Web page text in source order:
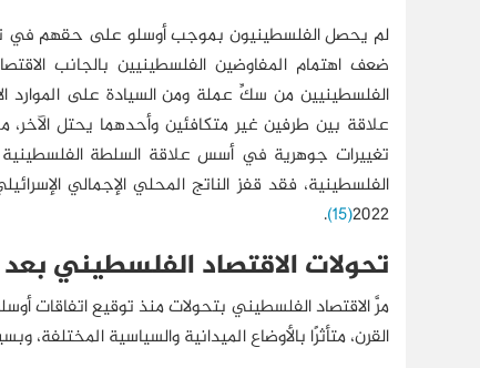
لم يحصل الفلسطينيون بموجب أوسلو على حقهم في
ضعف اهتمام المفاوضين الفلسطينيين بالجانب
الفلسطينيين من سكِّ عملة ومن السيادة على الموارد
علاقة بين طرفين غير متكافئين وأحدهما يحتل الآخر،
تغييرات جوهرية في أسس علاقة السلطة الفلسطينية
2022
(15)
.
تحولات الاقتصاد الفلسطيني
مرَّ الاقتصاد الفلسطيني بتحولات منذ توقيع اتفاقات
القرن، متأثرًا بالأوضاع الميدانية والسياسية المختلفة،